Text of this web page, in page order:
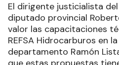
El dirigente justicialista
diputado provincial
valor las capacitaciones
REFSA Hidrocarburos en
departamento Ramón